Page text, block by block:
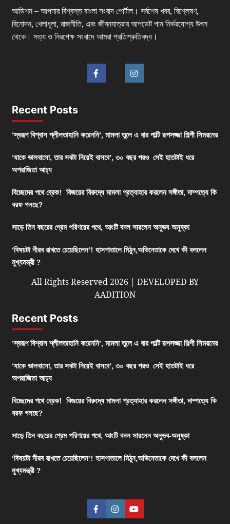
আডিশন – আপনার বিশ্বস্ত বাংলা সংবাদ পোর্টাল। সর্বশেষ খবর, বিশ্লেষণ,
বিনোদন, খেলাধুলা, রাজনীতি, এবং জীবনযাত্রার আপডেট পান নির্ভরযোগ্য উৎস
থেকে। সত্য ও নিরপেক্ষ সংবাদে আমরা প্রতিশ্রুতিবদ্ধ।
Recent Posts
‘স্বরূপ বিশ্বাস শ্লীলতাহানি করেননি’, মামলা তুলে এ বার পাল্টি রূপসজ্জা শিল্পী সিমরনের
‘যাকে ভালবাসো, তার সবটা নিয়েই বাসবে’, ৩০ বছর পরও সেই হাতটাই ধরে
অপরাজিতা আঢ্য
বিচ্ছেদের পথে ব্রেক! বিজয়ের বিরুদ্ধে মামলা প্রত্যাহার করলেন সঙ্গীতা, দাম্পত্যে কি
বরফ গলছে?
সাড়ে তিন বছরের প্রেম পরিণয়ের পথে, আংটি বদল সারলেন অনুভব-অনুষ্কা
‘বিষয়টা নীরব রাখতে চেয়েছিলেন’! হাসপাতালে মিঠুন,অভিনেতাকে দেখে কী বললেন
মুখ্যমন্ত্রী ?
All Rights Reserved 2026 | DEVELOPED BY
AADITION
Recent Posts
‘স্বরূপ বিশ্বাস শ্লীলতাহানি করেননি’, মামলা তুলে এ বার পাল্টি রূপসজ্জা শিল্পী সিমরনের
‘যাকে ভালবাসো, তার সবটা নিয়েই বাসবে’, ৩০ বছর পরও সেই হাতটাই ধরে
অপরাজিতা আঢ্য
বিচ্ছেদের পথে ব্রেক! বিজয়ের বিরুদ্ধে মামলা প্রত্যাহার করলেন সঙ্গীতা, দাম্পত্যে কি
বরফ গলছে?
সাড়ে তিন বছরের প্রেম পরিণয়ের পথে, আংটি বদল সারলেন অনুভব-অনুষ্কা
‘বিষয়টা নীরব রাখতে চেয়েছিলেন’! হাসপাতালে মিঠুন,অভিনেতাকে দেখে কী বললেন
মুখ্যমন্ত্রী ?